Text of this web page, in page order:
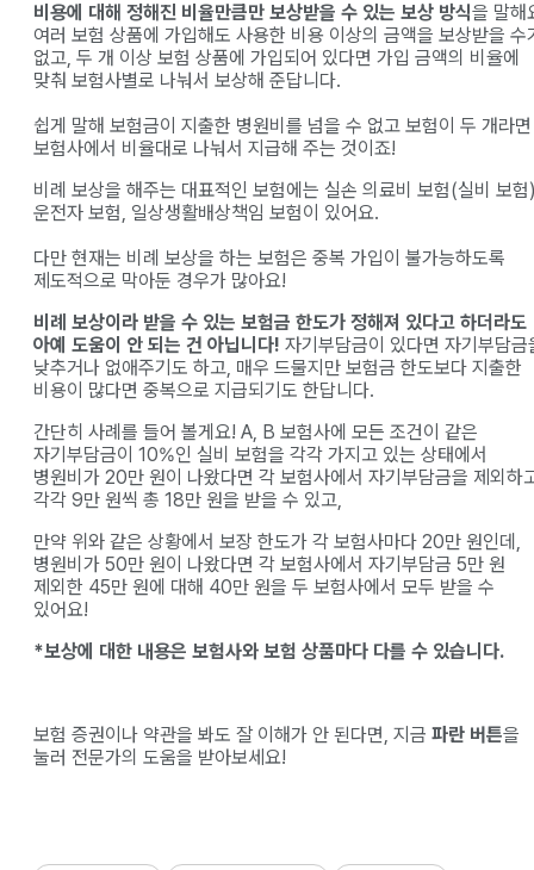
비용에 대해 정해진 비율만큼만 보상받을 수 있는 보상 방식을 말해
여러 보험 상품에 가입해도 사용한 비용 이상의 금액을 보상받을 수
없고, 두 개 이상 보험 상품에 가입되어 있다면 가입 금액의 비율에
맞춰 보험사별로 나눠서 보상해 준답니다.
쉽게 말해 보험금이 지출한 병원비를 넘을 수 없고 보험이 두 개라면
보험사에서 비율대로 나눠서 지급해 주는 것이죠!
비례 보상을 해주는 대표적인 보험에는 실손 의료비 보험(실비 보
운전자 보험, 일상생활배상책임 보험이 있어요.
다만 현재는 비례 보상을 하는 보험은 중복 가입이 불가능하도록
제도적으로 막아둔 경우가 많아요!
비례 보상이라 받을 수 있는 보험금 한도가 정해져 있다고 하더라도
아예 도움이 안 되는 건 아닙니다! 자기부담금이 있다면 자기부담금
낮추거나 없애주기도 하고, 매우 드물지만 보험금 한도보다 지출한
비용이 많다면 중복으로 지급되기도 한답니다.
간단히 사례를 들어 볼게요! A, B 보험사에 모든 조건이 같은
자기부담금이 10%인 실비 보험을 각각 가지고 있는 상태에서
병원비가 20만 원이 나왔다면 각 보험사에서 자기부담금을 제외하
각각 9만 원씩 총 18만 원을 받을 수 있고,
만약 위와 같은 상황에서 보장 한도가 각 보험사마다 20만 원인데,
병원비가 50만 원이 나왔다면 각 보험사에서 자기부담금 5만 원
제외한 45만 원에 대해 40만 원을 두 보험사에서 모두 받을 수
있어요!
*보상에 대한 내용은 보험사와 보험 상품마다 다를 수 있습니다.
보험 증권이나 약관을 봐도 잘 이해가 안 된다면, 지금 파란 버튼을
눌러 전문가의 도움을 받아보세요!